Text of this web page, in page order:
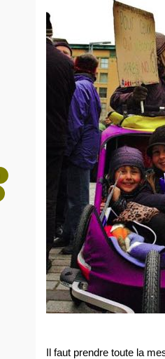
Il faut prendre toute la